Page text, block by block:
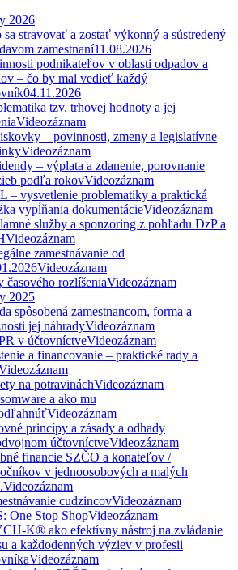
2026
sa stravovať a zostať výkonný a sústredený
zamestnaní11.08.2026
podnikateľov v oblasti odpadov a
– čo by mal vedieť každý
04.11.2026
tzv. trhovej hodnoty a jej
Videozáznam
– povinnosti, zmeny a legislatívne
Videozáznam
– výplata a zdanenie, porovnanie
podľa rokovVideozáznam
– vysvetlenie problematiky a praktická
vypĺňania dokumentácieVideozáznam
služby a sponzoring z pohľadu DzP a
Videozáznam
zamestnávanie od
Videozáznam
časového rozlíšeniaVideozáznam
2025
spôsobená zamestnancom, forma a
jej náhradyVideozáznam
v účtovníctveVideozáznam
a financovanie – praktické rady a
na potravináchVideozáznam
a ako mu
Videozáznam
princípy a zásady a odhady
účtovníctveVideozáznam
financie SZČO a konateľov /
v jednoosobových a malých
Videozáznam
cudzincovVideozáznam
One Stop ShopVideozáznam
K® ako efektívny nástroj na zvládanie
a každodenných výziev v profesii
Videozáznam